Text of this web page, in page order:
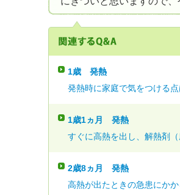
1歳
発熱
発熱時に家庭で気をつける
1歳1ヵ月
発熱
すぐに高熱を出し、解熱剤（
2歳8ヵ月
発熱
高熱が出たときの急患にかか